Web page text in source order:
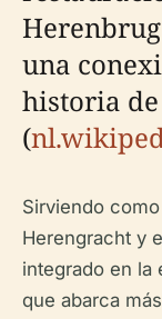
una
historia
(
Sirviendo
Herengracht y
integrado en la
que abarca